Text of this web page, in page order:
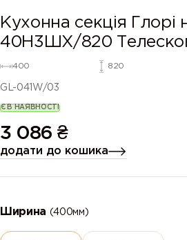
Кухонна секція Глорі
40Н3ШХ/820
400 820
GL-041W/03
Є В НАЯВНОСТІ
3 086 ₴
додати до кошика
Ширина (400мм)